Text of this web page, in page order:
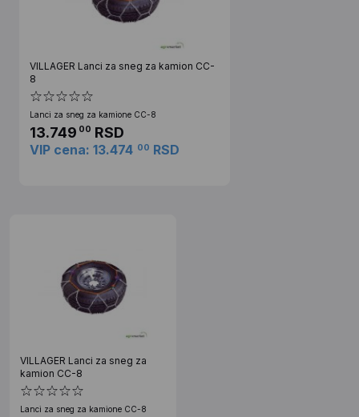
VILLAGER Lanci za sneg za kamion CC-
8
Lanci za sneg za kamione CC-8
13.749 00 RSD
VIP cena: 13.474 00 RSD
VILLAGER Lanci za sneg za
kamion CC-8
Lanci za sneg za kamione CC-8